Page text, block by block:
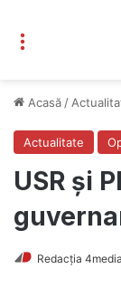
Acasă /
Actualitate
USR și
Redacția